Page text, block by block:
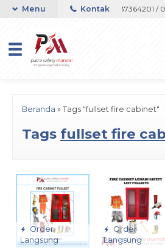
082133767508 / 081237364201 /
Menu Kontak
Beranda » Tags "fullset fire cabinet"
Tags fullset fire
Order
Langsung
Order
Langsung